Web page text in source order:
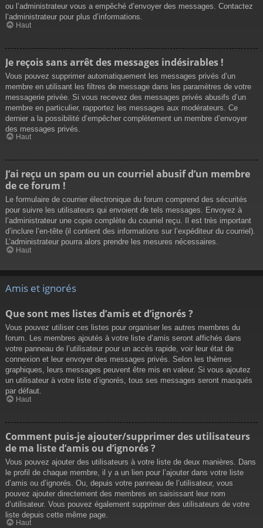
ou l’administrateur vous a empêché d’envoyer des messages. Contactez
l’administrateur pour plus d’informations.
Haut
Je reçois sans arrêt des messages indésirables !
Vous pouvez supprimer automatiquement les messages privés d’un
membre en utilisant les filtres de message dans les paramètres de votre
messagerie privée. Si vous recevez des messages privés abusifs d’un
membre en particulier, rapportez les messages aux modérateurs. Ce
dernier a la possibilité d’empêcher complètement un membre d’envoyer
des messages privés.
Haut
J’ai reçu un spam ou un courriel abusif d’un membre
de ce forum !
Le formulaire de courrier électronique du forum comprend des sécurités
pour suivre les utilisateurs qui envoient de tels messages. Envoyez à
l’administrateur une copie complète du courriel reçu. Il est très important
d’inclure l’en-tête (il contient des informations sur l’expéditeur du courriel).
L’administrateur pourra alors prendre les mesures nécessaires.
Haut
Amis et ignorés
Que sont mes listes d’amis et d’ignorés ?
Vous pouvez utiliser ces listes pour organiser les autres membres du
forum. Les membres ajoutés à votre liste d’amis seront affichés dans
votre panneau de l’utilisateur pour un accès rapide, voir leur état de
connexion et leur envoyer des messages privés. Selon les thèmes
graphiques, leurs messages peuvent être mis en valeur. Si vous ajoutez
un utilisateur à votre liste d’ignorés, tous ses messages seront masqués
par défaut.
Haut
Comment puis-je ajouter/supprimer des utilisateurs
de ma liste d’amis ou d’ignorés ?
Vous pouvez ajouter des utilisateurs à votre liste de deux manières. Dans
le profil de chaque membre, il y a un lien pour l’ajouter dans votre liste
d’amis ou d’ignorés. Ou, depuis votre panneau de l’utilisateur, vous
pouvez ajouter directement des membres en saisissant leur nom
d’utilisateur. Vous pouvez également supprimer des utilisateurs de votre
liste depuis cette même page.
Haut